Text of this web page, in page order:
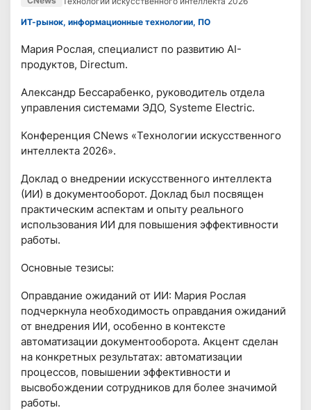
ИТ-рынок, информационные технологии, ПО
Мария Рослая, специалист по развитию AI-
продуктов, Directum.
Александр Бессарабенко, руководитель отдела
управления системами ЭДО, Systeme Electric.
Конференция CNews «Технологии искусственного
интеллекта 2026».
Доклад о внедрении искусственного интеллекта
(ИИ) в документооборот. Доклад был посвящен
практическим аспектам и опыту реального
использования ИИ для повышения эффективности
работы.
Основные тезисы:
Оправдание ожиданий от ИИ: Мария Рослая
подчеркнула необходимость оправдания ожиданий
от внедрения ИИ, особенно в контексте
автоматизации документооборота. Акцент сделан
на конкретных результатах: автоматизации
процессов, повышении эффективности и
высвобождении сотрудников для более значимой
работы.